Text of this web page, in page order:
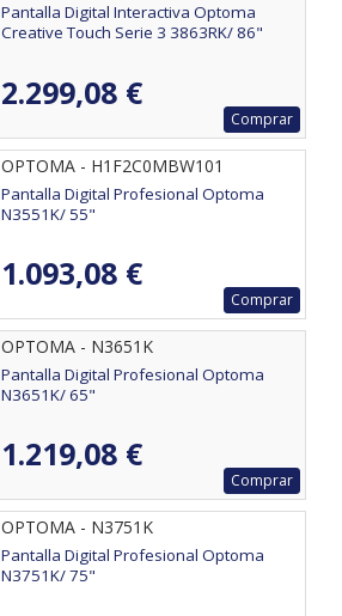
Pantalla Digital Interactiva Optoma
Creative Touch Serie 3 3863RK/ 86"
2.299,08 €
Comprar
OPTOMA - H1F2C0MBW101
Pantalla Digital Profesional Optoma
N3551K/ 55"
1.093,08 €
Comprar
OPTOMA - N3651K
Pantalla Digital Profesional Optoma
N3651K/ 65"
1.219,08 €
Comprar
OPTOMA - N3751K
Pantalla Digital Profesional Optoma
N3751K/ 75"